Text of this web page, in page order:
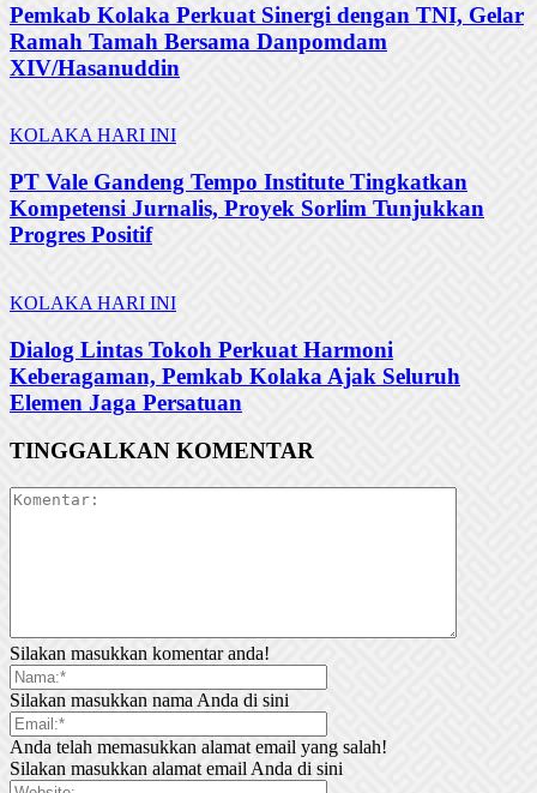
Pemkab Kolaka Perkuat Sinergi dengan TNI, Gelar
Ramah Tamah Bersama Danpomdam
XIV/Hasanuddin
KOLAKA HARI INI
PT Vale Gandeng Tempo Institute Tingkatkan
Kompetensi Jurnalis, Proyek Sorlim Tunjukkan
Progres Positif
KOLAKA HARI INI
Dialog Lintas Tokoh Perkuat Harmoni
Keberagaman, Pemkab Kolaka Ajak Seluruh
Elemen Jaga Persatuan
TINGGALKAN KOMENTAR
Silakan masukkan komentar anda!
Silakan masukkan nama Anda di sini
Anda telah memasukkan alamat email yang salah!
Silakan masukkan alamat email Anda di sini